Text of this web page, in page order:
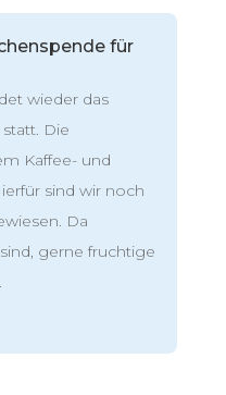
für
wieder das
Die
Kaffee- und
sind wir noch
Da
gerne fruchtige